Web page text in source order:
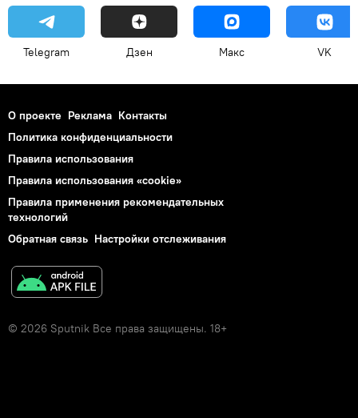
Telegram Дзен Макс VK
О проекте Реклама Контакты
Политика конфиденциальности
Правила использования
Правила использования «cookie»
Правила применения рекомендательных
технологий
Обратная связь Настройки отслеживания
© 2026 Sputnik Все права защищены. 18+